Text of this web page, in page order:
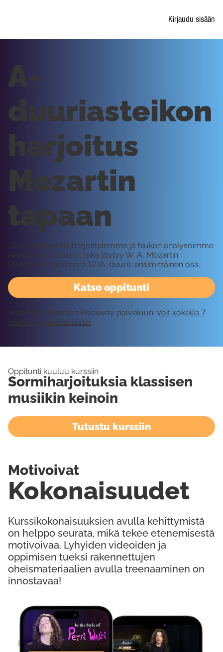
Kirjaudu sisään
Katso oppitunti
A-
duuriasteikon
harjoitus
Mozartin
tapaan
Tällä oppitunnilla harjoittelemme ja hiukan analysoimme
A-duurijuoksutusta, joka löytyy W. A, Mozartin
Pianokonsertosta nro 12 (A-duuri), ensimmäinen osa.
Vaatii kirjautumisen Rockway palveluun. Voit kokeilla 7
päivää ilmaiseksi tästä!
Oppitunti kuuluu kurssiin
Sormiharjoituksia klassisen
musiikin keinoin
Tutustu kurssiin
Kurssikokonaisuuksien avulla kehittymistä
on helppo seurata, mikä tekee etenemisestä
motivoivaa. Lyhyiden videoiden ja
oppimisen tueksi rakennettujen
oheismateriaalien avulla treenaaminen on
innostavaa!
Kokonaisuudet
Motivoivat